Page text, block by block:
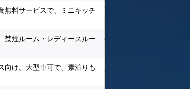
無料サービスで、ミニキッチ
禁煙ルーム・レディースルー
向け。大型車可で、素泊りも